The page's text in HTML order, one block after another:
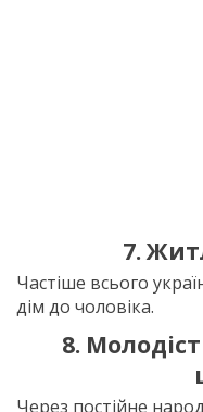
7.
Частіше всього
дім до чоловіка.
8.
Через постійне